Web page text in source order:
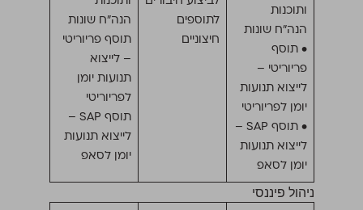
ותוכנות
הנה״ח שונות
• תוסף
פריוריטי –
לייצוא תנועות
יומן לפריוריטי
• תוסף SAP –
לייצוא תנועות
יומן לסאפ
לתוספים
חיצוניים
הנה״ח שונות
תוסף פריוריטי
– לייצוא
תנועות יומן
לפריוריטי
תוסף SAP –
לייצוא תנועות
יומן לסאפ
ניהול פיננסי